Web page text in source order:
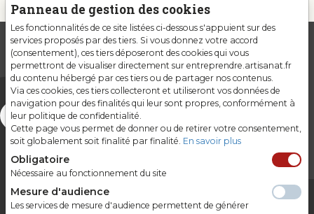
Panneau de gestion des cookies
Les fonctionnalités de ce site listées ci-dessous s'appuient sur des
services proposés par des tiers. Si vous donnez votre accord
(consentement), ces tiers déposeront des cookies qui vous
permettront de visualiser directement sur entreprendre.artisanat.fr
du contenu hébergé par ces tiers ou de partager nos contenus.
Via ces cookies, ces tiers collecteront et utiliseront vos données de
navigation pour des finalités qui leur sont propres, conformément à
leur politique de confidentialité.
Cette page vous permet de donner ou de retirer votre consentement,
soit globalement soit finalité par finalité. En savoir plus
Obligatoire
Nécessaire au fonctionnement du site
Mesure d'audience
Les services de mesure d'audience permettent de générer